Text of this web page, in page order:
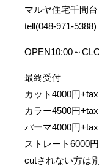
マルヤ住宅千間
tell(048-971-5388)
OPEN10:00～
最終受付
カット4000円
カラー4500円
パーマ4000円
ストレート6000
cutされない方は